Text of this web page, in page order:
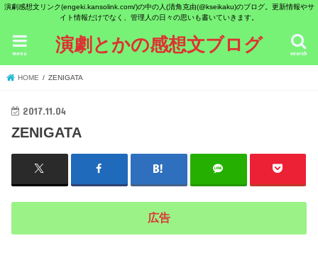
演劇感想文リンク(engeki.kansolink.com/)の中の人(清角克由(@kseikaku)のブログ。更新情報やサ
イト情報だけでなく、管理人の日々の思いも書いていきます。
演劇とかの感想文ブログ search
menu
HOME ZENIGATA
2017.11.04
ZENIGATA
広告